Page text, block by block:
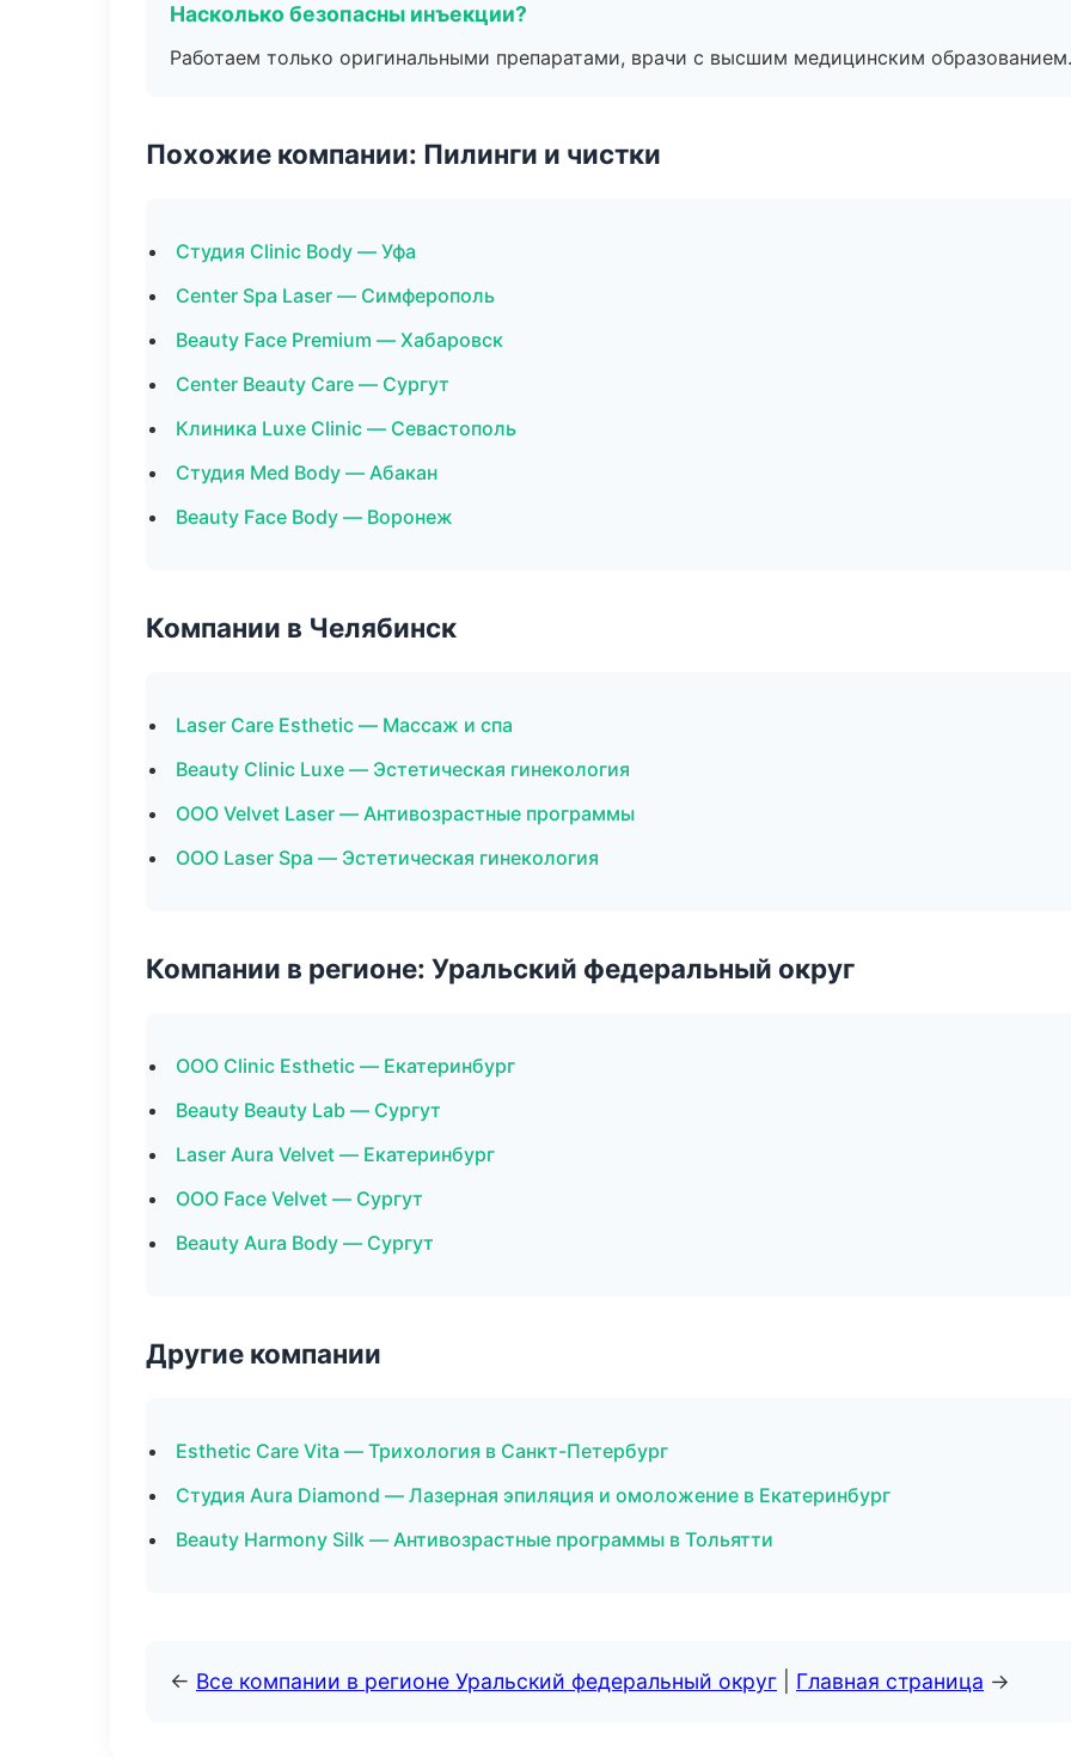
Насколько безопасны инъекции?
Работаем только оригинальными препаратами, врачи с высшим медицинским образованием.
Похожие компании: Пилинги и чистки
Студия Clinic Body — Уфа
Center Spa Laser — Симферополь
Beauty Face Premium — Хабаровск
Center Beauty Care — Сургут
Клиника Luxe Clinic — Севастополь
Студия Med Body — Абакан
Beauty Face Body — Воронеж
Компании в Челябинск
Laser Care Esthetic — Массаж и спа
Beauty Clinic Luxe — Эстетическая гинекология
ООО Velvet Laser — Антивозрастные программы
ООО Laser Spa — Эстетическая гинекология
Компании в регионе: Уральский федеральный округ
ООО Clinic Esthetic — Екатеринбург
Beauty Beauty Lab — Сургут
Laser Aura Velvet — Екатеринбург
ООО Face Velvet — Сургут
Beauty Aura Body — Сургут
Другие компании
Esthetic Care Vita — Трихология в Санкт-Петербург
Студия Aura Diamond — Лазерная эпиляция и омоложение в Екатеринбург
Beauty Harmony Silk — Антивозрастные программы в Тольятти
← Все компании в регионе Уральский федеральный округ Главная страница →